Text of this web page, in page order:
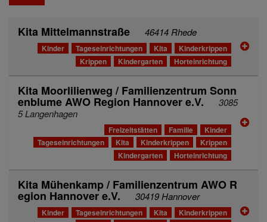
Kita Mittelmannstraße 46414 Rhede
Kinder Tageseinrichtungen Kita
Kinderkrippen
Krippen
Kindergarten Horteinrichtung
Kita Moorlilienweg / Familienzentrum Sonn
enblume AWO Region Hannover e.V.
3085
5 Langenhagen
Freizeitstätten Familie
Kinder
Tageseinrichtungen
Kita Kinderkrippen
Krippen
Kindergarten
Horteinrichtung
Kita Mühenkamp / Familienzentrum AWO R
egion Hannover e.V. 30419 Hannover
Kinder Tageseinrichtungen Kita
Kinderkrippen